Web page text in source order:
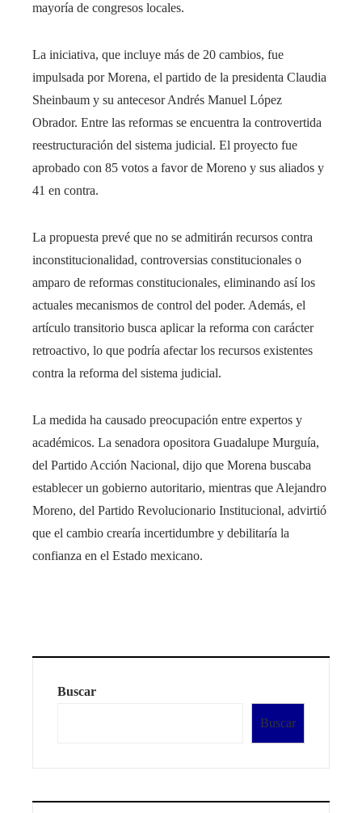
mayoría de congresos locales.
La iniciativa, que incluye más de 20 cambios, fue
impulsada por Morena, el partido de la presidenta Claudia
Sheinbaum y su antecesor Andrés Manuel López
Obrador. Entre las reformas se encuentra la controvertida
reestructuración del sistema judicial. El proyecto fue
aprobado con 85 votos a favor de Moreno y sus aliados y
41 en contra.
La propuesta prevé que no se admitirán recursos contra
inconstitucionalidad, controversias constitucionales o
amparo de reformas constitucionales, eliminando así los
actuales mecanismos de control del poder. Además, el
artículo transitorio busca aplicar la reforma con carácter
retroactivo, lo que podría afectar los recursos existentes
contra la reforma del sistema judicial.
La medida ha causado preocupación entre expertos y
académicos. La senadora opositora Guadalupe Murguía,
del Partido Acción Nacional, dijo que Morena buscaba
establecer un gobierno autoritario, mientras que Alejandro
Moreno, del Partido Revolucionario Institucional, advirtió
que el cambio crearía incertidumbre y debilitaría la
confianza en el Estado mexicano.
Buscar
Buscar